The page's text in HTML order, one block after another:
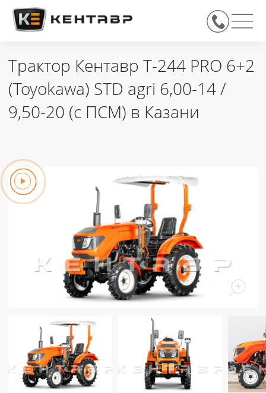
Трактор Кентавр Т-244 PRO 6+2
(Toyokawa) STD agri 6,00-14 /
9,50-20 (с ПСМ) в Казани